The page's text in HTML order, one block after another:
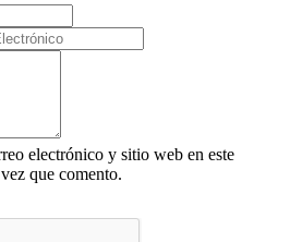
electrónico y sitio web en este
que comento.